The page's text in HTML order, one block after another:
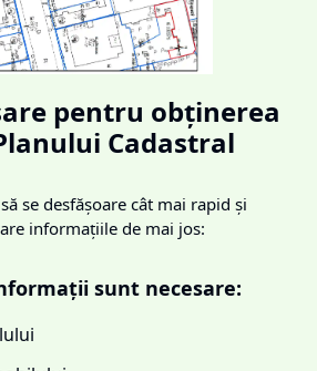
pentru obținerea
Cadastral
se desfășoare cât mai rapid și
informațiile de mai jos:
sunt necesare: